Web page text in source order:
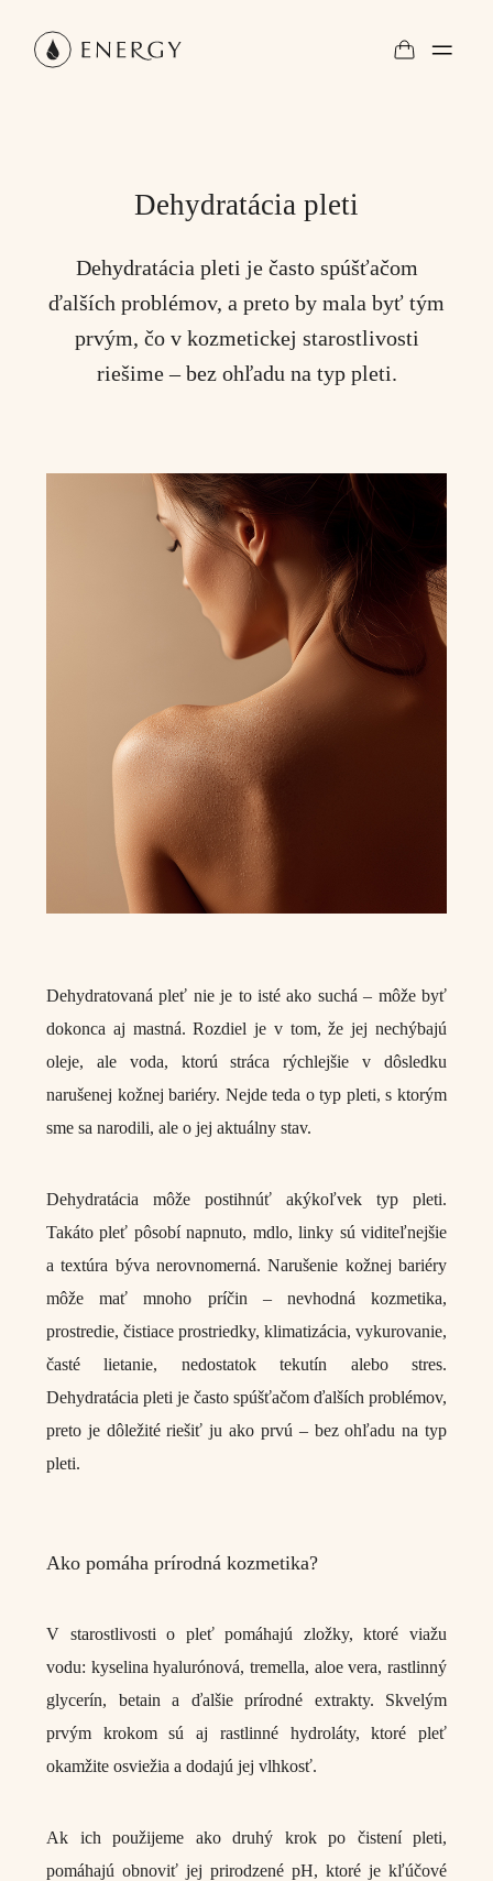
Dehydratácia pleti
Dehydratácia pleti je často spúšťačom
ďalších problémov, a preto by mala byť tým
prvým, čo v kozmetickej starostlivosti
riešime – bez ohľadu na typ pleti.
Dehydratovaná pleť nie je to isté ako suchá – môže byť
dokonca aj mastná. Rozdiel je v tom, že jej nechýbajú
oleje, ale voda, ktorú stráca rýchlejšie v dôsledku
narušenej kožnej bariéry. Nejde teda o typ pleti, s ktorým
sme sa narodili, ale o jej aktuálny stav.
Dehydratácia môže postihnúť akýkoľvek typ pleti.
Takáto pleť pôsobí napnuto, mdlo, linky sú viditeľnejšie
a textúra býva nerovnomerná. Narušenie kožnej bariéry
môže mať mnoho príčin – nevhodná kozmetika,
prostredie, čistiace prostriedky, klimatizácia, vykurovanie,
časté lietanie, nedostatok tekutín alebo stres.
Dehydratácia pleti je často spúšťačom ďalších problémov,
preto je dôležité riešiť ju ako prvú – bez ohľadu na typ
pleti.
Ako pomáha prírodná kozmetika?
V starostlivosti o pleť pomáhajú zložky, ktoré viažu
vodu: kyselina hyalurónová, tremella, aloe vera, rastlinný
glycerín, betain a ďalšie prírodné extrakty. Skvelým
prvým krokom sú aj rastlinné hydroláty, ktoré pleť
okamžite osviežia a dodajú jej vlhkosť.
Ak ich použijeme ako druhý krok po čistení pleti,
pomáhajú obnoviť jej prirodzené pH, ktoré je kľúčové